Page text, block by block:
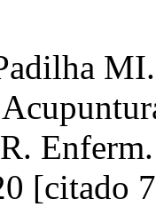
[citado